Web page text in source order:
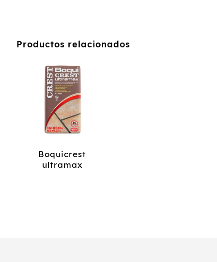
Productos relacionados
Boquicrest
ultramax